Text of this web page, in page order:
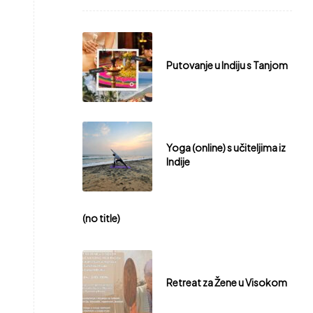
Putovanje u Indiju s Tanjom
Yoga (online) s učiteljima iz
Indije
(no title)
Retreat za Žene u Visokom